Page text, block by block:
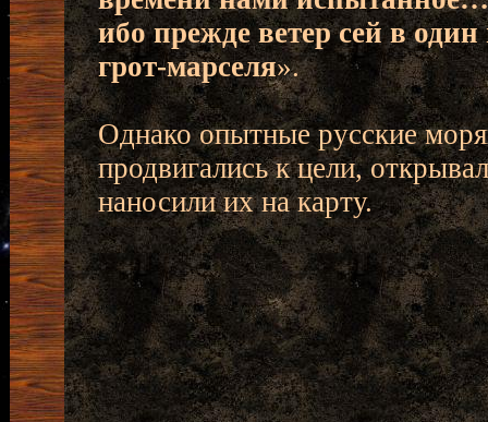
ибо прежде ветер сей в
грот-марселя».
Однако опытные русские
продвигались к цели,
наносили их на карту.